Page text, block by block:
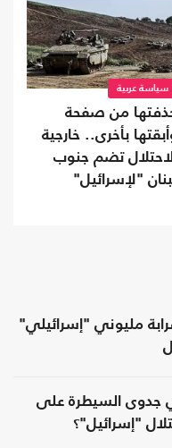
سياسة عربية
من صفحة
بأخرى.. خارجية
تضم جنوب
"لإسرائيل"
مليوني "إسرائيلي"
السيطرة على
"إسرائيل"؟